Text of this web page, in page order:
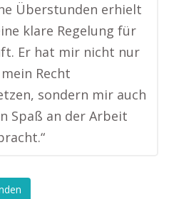
Überstunden erhielt
klare Regelung für
Er hat mir nicht nur
Recht
sondern mir auch
Spaß an der Arbeit